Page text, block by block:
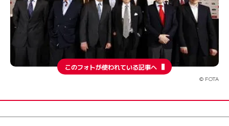
このフォトが使われている記事へ
© FOTA